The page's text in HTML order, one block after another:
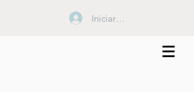
Iniciar sesión